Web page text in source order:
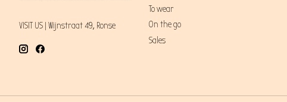
VISIT US | Wijnstraat 49, Ronse
To wear
On the go
Sales